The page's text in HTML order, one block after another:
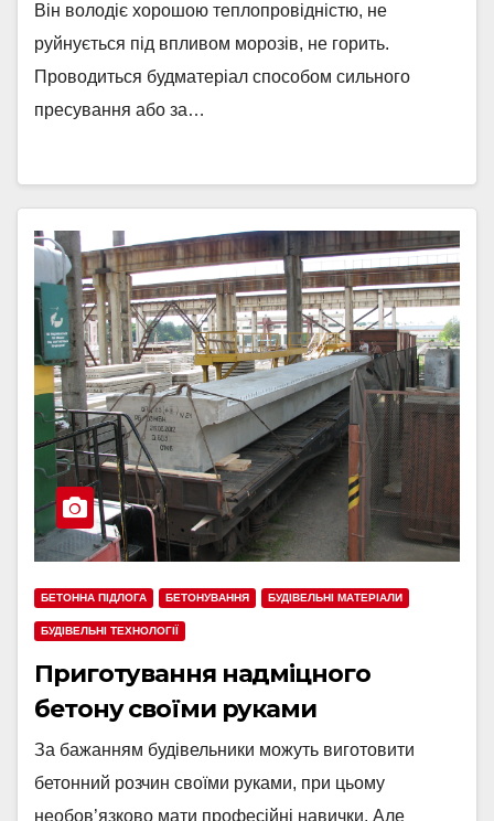
Він володіє хорошою теплопровідністю, не
руйнується під впливом морозів, не горить.
Проводиться будматеріал способом сильного
пресування або за…
БЕТОННА ПІДЛОГА БЕТОНУВАННЯ БУДІВЕЛЬНІ МАТЕРІАЛИ
БУДІВЕЛЬНІ ТЕХНОЛОГІЇ
Приготування надміцного
бетону своїми руками
За бажанням будівельники можуть виготовити
бетонний розчин своїми руками, при цьому
необов’язково мати професійні навички. Але